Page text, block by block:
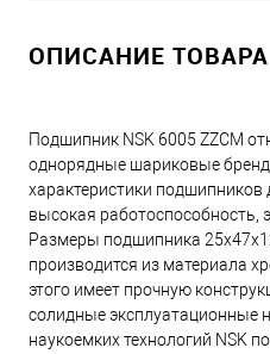
ОПИСАНИЕ ТОВАРА
Подшипник NSK 6005 ZZCM
однорядные шариковые
характеристики подшипников
высокая работоспособность,
Размеры подшипника
производится из материала
этого имеет прочную
солидные эксплуатационные
наукоемких технологий NSK